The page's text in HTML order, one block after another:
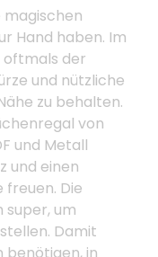
magischen
Hand haben. Im
oftmals der
und nützliche
zu behalten.
von
und Metall
und einen
freuen. Die
super, um
Damit